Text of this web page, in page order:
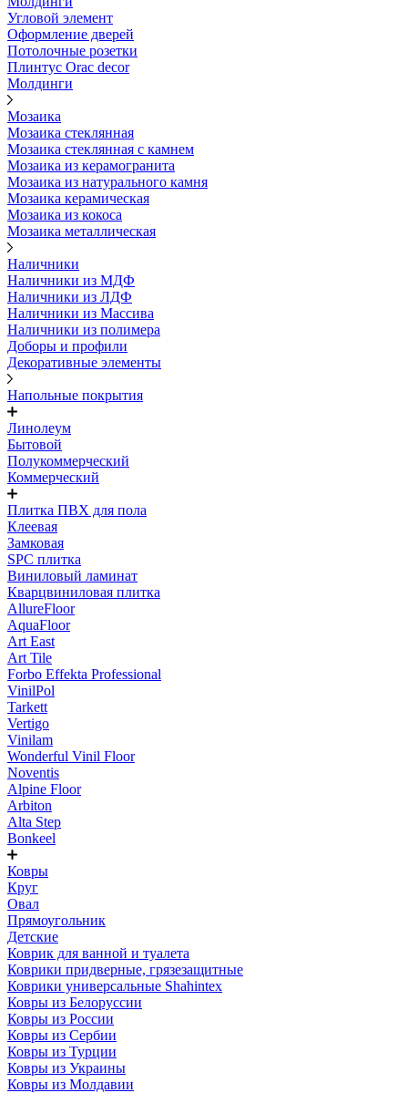
Угловой элемент
Оформление дверей
Потолочные розетки
Плинтус Orac decor
Молдинги
Мозаика
Мозаика стеклянная
Мозаика стеклянная с камнем
Мозаика из керамогранита
Мозаика из натурального камня
Мозаика керамическая
Мозаика из кокоса
Мозаика металлическая
Наличники
Наличники из МДФ
Наличники из ЛДФ
Наличники из Массива
Наличники из полимера
Доборы и профили
Декоративные элементы
Напольные покрытия
Линолеум
Бытовой
Полукоммерческий
Коммерческий
Плитка ПВХ для пола
Клеевая
Замковая
SPC плитка
Виниловый ламинат
Кварцвиниловая плитка
AllureFloor
AquaFloor
Art East
Art Tile
Forbo Effekta Professional
VinilPol
Tarkett
Vertigo
Vinilam
Wonderful Vinil Floor
Noventis
Alpine Floor
Arbiton
Alta Step
Bonkeel
Ковры
Круг
Овал
Прямоугольник
Детские
Коврик для ванной и туалета
Коврики придверные, грязезащитные
Коврики универсальные Shahintex
Ковры из Белоруссии
Ковры из России
Ковры из Сербии
Ковры из Турции
Ковры из Украины
Ковры из Молдавии